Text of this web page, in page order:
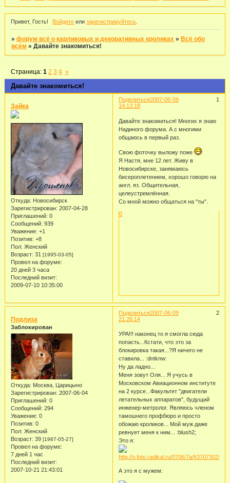
Привет, Гость! Войдите илизарегистрируйтесь
»форум всё о карликовых и декоративных кроликах » Всё обо
всём »Давайте знакомиться!
Давайте знакомиться!
Страница:1 2 3 4 »
Поделиться 1
2007-06-09
14:13:18
Зайка
Откуда: Новосибирск
Зарегистрирован: 2007-04-28
Приглашений: 0
Сообщений: 939
Уважение: +1
Позитив: +8
Пол: Женский
Возраст: 31 [1995-03-05]
Провел на форуме:
20 дней 3 часа
Последний визит:
2009-07-10 10:35:00
Давайте знакомиться! Многих я знаю
Надиного форума. А с многими
общаюсь в первый раз.
Свою фоточку выложу поже
Я Настя, мне 12 лет. Живу в
Новосибирске, занямаюсь
бисероплетением, хорошо говорю на
англ. яз. Общительная,
целеустремлённая.
Со мной можно общаться на "ты".
0
Поделиться 2
2007-06-09
21:26:14
Подлиза
Заблокирован
Откуда: Москва, Царицыно
Зарегистрирован: 2007-06-04
Приглашений: 0
Сообщений: 294
Уважение: 0
Позитив: 0
Пол: Женский
Возраст: 39 [1987-05-27]
Провел на форуме:
7 дней 1 час
Последний визит:
2007-10-21 21:43:01
УРА!!! наконец то я смогла сюда
попасть...Кстати, что это за
блокировка такая...?Я ничего не
ставила... :dntknw:
Ну да ладно...
Меня зовут Оля... Я учусь в
Московском Авиационном институте
на 2 курсе...Факультет "двигатели
летательных аппаратов", будущий
инженер-метролог. Являюсь членом
тамошнего профбюро и просто
обожаю кроликов... Мой муж даже
ревнует меня к ним... :blush2;
Это я:
А это я с мужем: